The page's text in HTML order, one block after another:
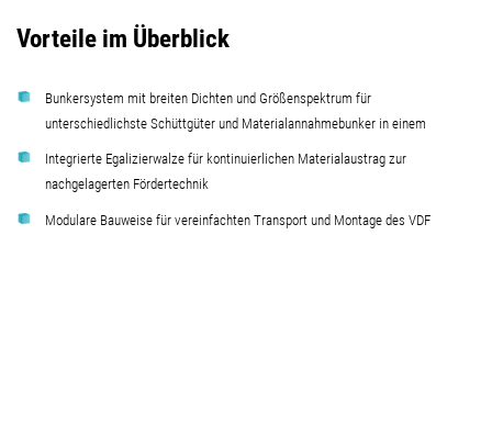
Vorteile im Überblick
Bunkersystem mit breiten Dichten und Größenspektrum für
unterschiedlichste Schüttgüter und Materialannahmebunker in einem
Integrierte Egalizierwalze für kontinuierlichen Materialaustrag zur
nachgelagerten Fördertechnik
Modulare Bauweise für vereinfachten Transport und Montage des VDF